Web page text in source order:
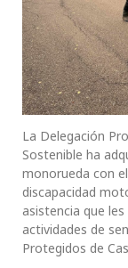
La Delegación
Sostenible ha
monorueda con
discapacidad
asistencia que
actividades de
Protegidos de